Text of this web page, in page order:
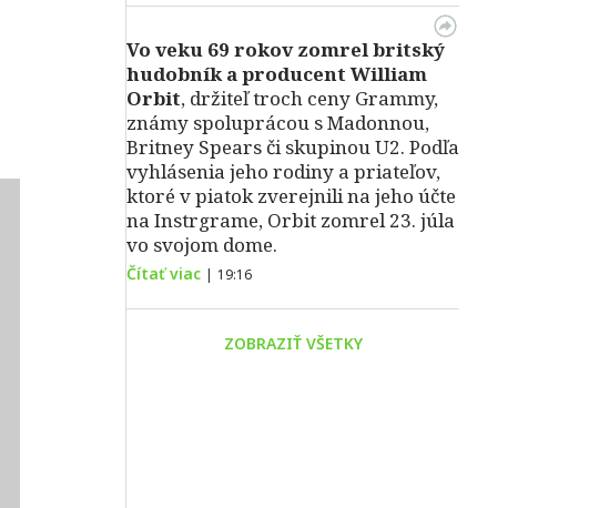
Vo veku 69 rokov zomrel britský
hudobník a producent William
Orbit, držiteľ troch ceny Grammy,
známy spoluprácou s Madonnou,
Britney Spears či skupinou U2. Podľa
vyhlásenia jeho rodiny a priateľov,
ktoré v piatok zverejnili na jeho účte
na Instrgrame, Orbit zomrel 23. júla
vo svojom dome.
Čítať viac | 19:16
ZOBRAZIŤ VŠETKY